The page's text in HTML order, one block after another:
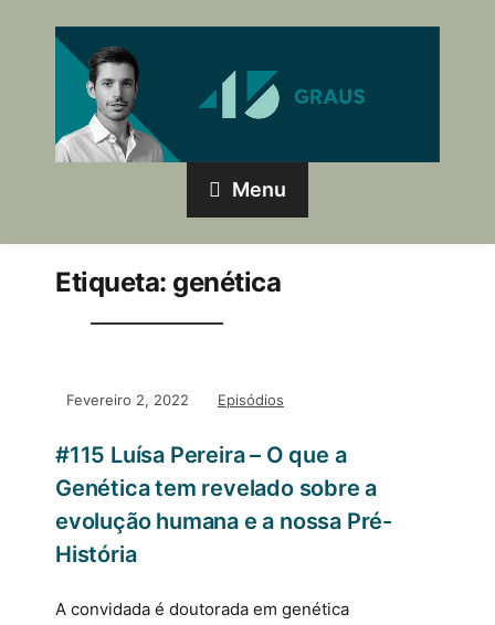
Menu
Etiqueta: genética
Fevereiro 2, 2022 Episódios
#115 Luísa Pereira – O que a
Genética tem revelado sobre a
evolução humana e a nossa Pré-
História
A convidada é doutorada em genética